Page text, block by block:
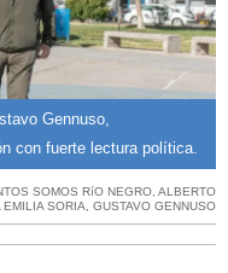
Gennuso,
con fuerte lectura política.
SOMOS RíO NEGRO, ALBERTO
EMILIA SORIA, GUSTAVO GENNUSO